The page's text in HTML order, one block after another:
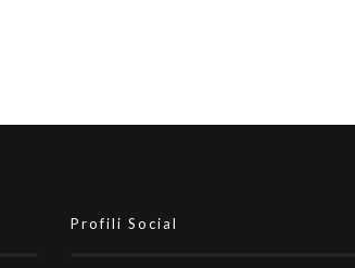
"Champions? Possiamo arrivare
Profili Social